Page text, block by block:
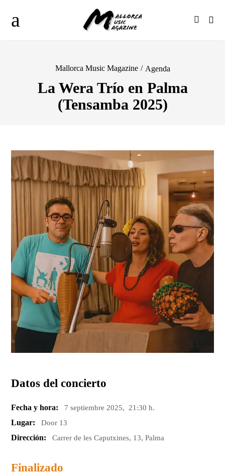
Mallorca Music Magazine / Agenda
La Wera Trío en Palma
(Tensamba 2025)
Datos del concierto
Fecha y hora: 7 septiembre 2025, 21:30 h.
Lugar: Door 13
Dirección: Carrer de les Caputxines, 13, Palma
Finalizado